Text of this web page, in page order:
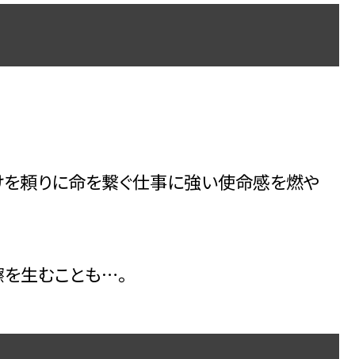
頼りに命を繋ぐ仕事に強い使命感を燃や
生むことも…。